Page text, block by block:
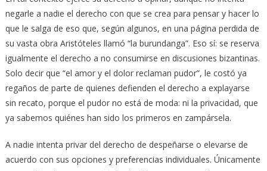
negarle a nadie el derecho con que se crea para pensar y hacer lo
que le salga de eso que, según algunos, en una página perdida de
su vasta obra Aristóteles llamó “la burundanga”. Eso sí: se reserva
igualmente el derecho a no consumirse en discusiones bizantinas.
Solo decir que “el amor y el dolor reclaman pudor”, le costó ya
regaños de parte de quienes defienden el derecho a explayarse
sin recato, porque el pudor no está de moda: ni la privacidad, que
ya sabemos quiénes han sido los primeros en zampársela.
A nadie intenta privar del derecho de despeñarse o elevarse de
acuerdo con sus opciones y preferencias individuales. Únicamente